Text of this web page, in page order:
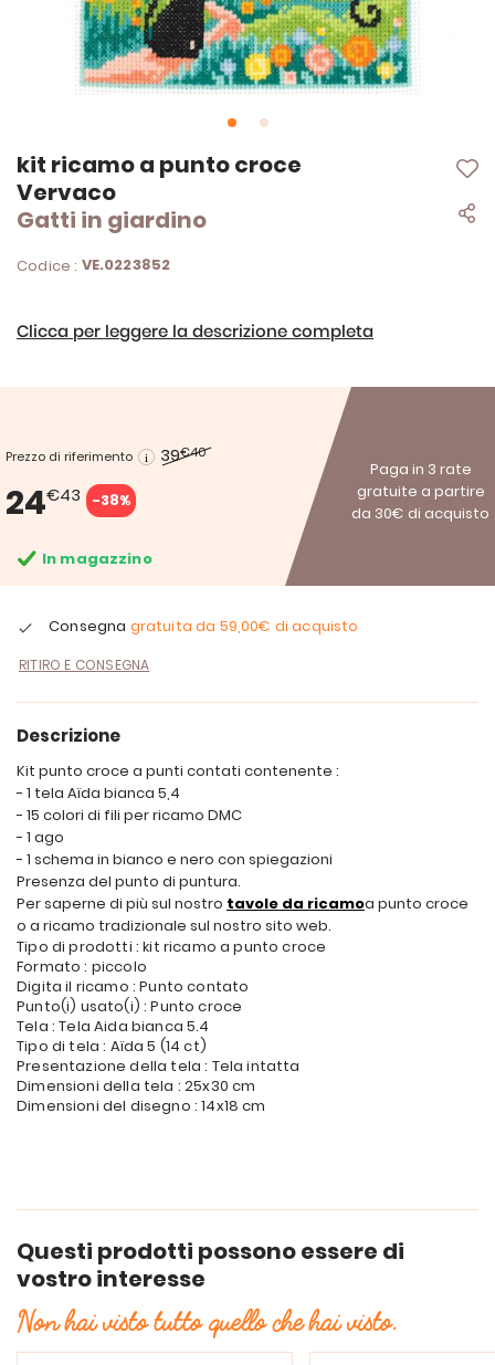
kit ricamo a punto croce
Vervaco
Gatti in giardino
Codice : VE.0223852
Clicca per leggere la descrizione completa
Prezzo di riferimento 39€40
24€43 -38%
Paga in 3 rate
gratuite a partire
da 30€ di acquisto
In magazzino
Consegna gratuita da 59,00€ di acquisto
RITIRO E CONSEGNA
Vai
all'inizio
della
galleria
immagini
Descrizione
Kit punto croce a punti contati contenente :
- 1 tela Aïda bianca 5,4
- 15 colori di fili per ricamo DMC
- 1 ago
- 1 schema in bianco e nero con spiegazioni
Presenza del punto di puntura.
Per saperne di più sul nostro tavole da ricamoa punto croce
o a ricamo tradizionale sul nostro sito web.
Tipo di prodotti : kit ricamo a punto croce
Formato : piccolo
Digita il ricamo : Punto contato
Punto(i) usato(i) : Punto croce
Tela : Tela Aida bianca 5.4
Tipo di tela : Aïda 5 (14 ct)
Presentazione della tela : Tela intatta
Dimensioni della tela : 25x30 cm
Dimensioni del disegno : 14x18 cm
Questi prodotti possono essere di
vostro interesse
Non hai visto tutto quello che hai visto.